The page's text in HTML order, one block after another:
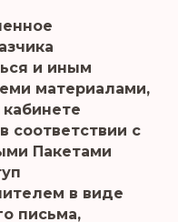
и иным
материалами,
соответствии с
Пакетами
в виде
письма,